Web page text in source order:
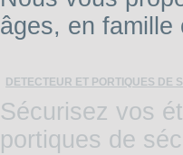
âges, en famille
DETECTEUR ET PORTIQUES DE
Sécurisez vos
portiques de